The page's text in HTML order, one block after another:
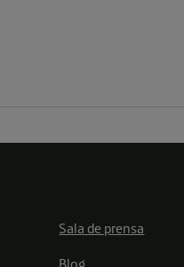
Sala de prensa
Blog